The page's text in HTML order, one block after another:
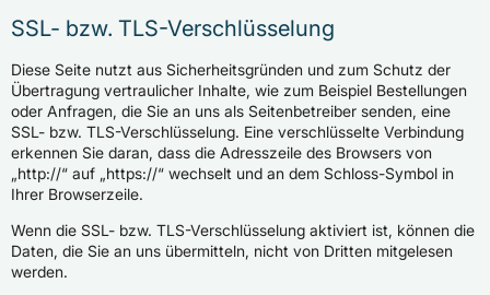
SSL- bzw. TLS-Verschlüsselung
Diese Seite nutzt aus Sicherheitsgründen und zum Schutz der
Übertragung vertraulicher Inhalte, wie zum Beispiel Bestellungen
oder Anfragen, die Sie an uns als Seitenbetreiber senden, eine
SSL- bzw. TLS-Verschlüsselung. Eine verschlüsselte Verbindung
erkennen Sie daran, dass die Adresszeile des Browsers von
„http://“ auf „https://“ wechselt und an dem Schloss-Symbol in
Ihrer Browserzeile.
Wenn die SSL- bzw. TLS-Verschlüsselung aktiviert ist, können die
Daten, die Sie an uns übermitteln, nicht von Dritten mitgelesen
werden.